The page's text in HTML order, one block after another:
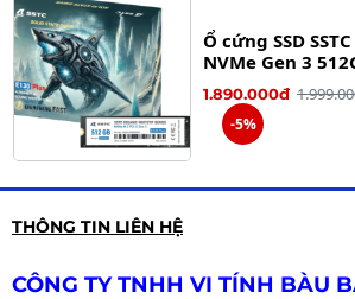
Ổ cứng SSD
NVMe Gen 3
SSD SSTC E130
512GB QSD
1.890.000đ
-5%
1.490.000đ
THÔNG TIN LIÊN HỆ
CÔNG TY TNHH VI TÍNH BÀU